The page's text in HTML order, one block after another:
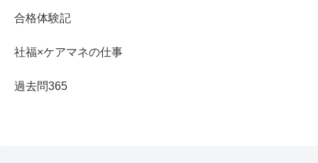
合格体験記
社福×ケアマネの仕事
過去問365